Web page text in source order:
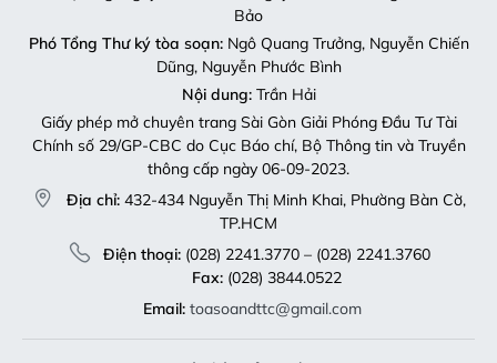
Bảo
Phó Tổng Thư ký tòa soạn:Ngô Quang Trưởng, Nguyễn Chiến
Dũng, Nguyễn Phước Bình
Nội dung:Trần Hải
Giấy phép mở chuyên trang Sài Gòn Giải Phóng Đầu Tư Tài
Chính số 29/GP-CBC do Cục Báo chí, Bộ Thông tin và Truyền
thông cấp ngày 06-09-2023.
Địa chỉ: 432-434 Nguyễn Thị Minh Khai, Phường Bàn Cờ,
TP.HCM
Điện thoại:(028) 2241.3770 – (028) 2241.3760
Fax:(028) 3844.0522
Email: toasoandttc@gmail.com